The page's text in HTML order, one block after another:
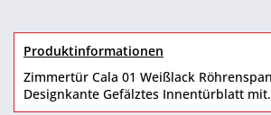
Produktinformationen
Zimmertür Cala 01 Weißlack
Designkante Gefälztes Innentürblatt